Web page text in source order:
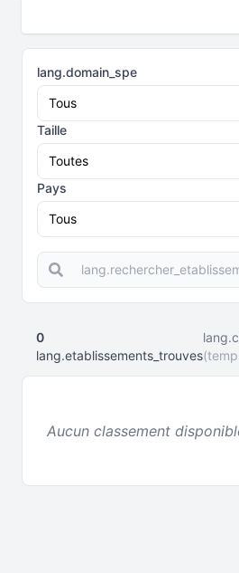
lang.domain_spe
Taille
Pays
0
lang.etablissements_trouves
Aucun classement